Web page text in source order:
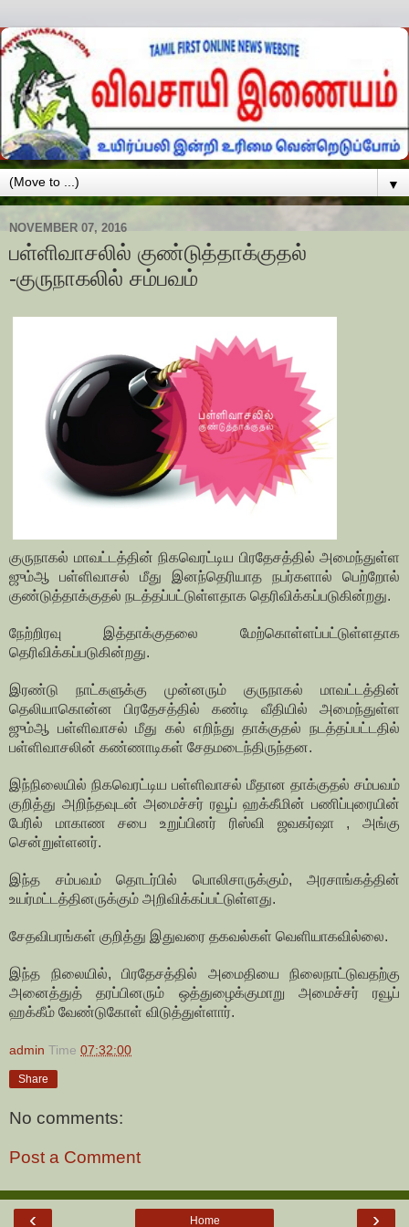
▼
NOVEMBER 07, 2016
பள்ளிவாசலில் குண்டுத்தாக்குதல்
-குருநாகலில் சம்பவம்
குருநாகல் மாவட்டத்தின் நிகவெரட்டிய பிரதேசத்தில் அமைந்துள்ள
ஜும்ஆ பள்ளிவாசல் மீது இனந்தெரியாத நபர்களால் பெற்றோல்
குண்டுத்தாக்குதல் நடத்தப்பட்டுள்ளதாக தெரிவிக்கப்படுகின்றது.
நேற்றிரவு இத்தாக்குதலை மேற்கொள்ளப்பட்டுள்ளதாக
தெரிவிக்கப்படுகின்றது.
இரண்டு நாட்களுக்கு முன்னரும் குருநாகல் மாவட்டத்தின்
தெலியாகொன்ன பிரதேசத்தில் கண்டி வீதியில் அமைந்துள்ள
ஜும்ஆ பள்ளிவாசல் மீது கல் எறிந்து தாக்குதல் நடத்தப்பட்டதில்
பள்ளிவாசலின் கண்ணாடிகள் சேதமடைந்திருந்தன.
இந்நிலையில் நிகவெரட்டிய பள்ளிவாசல் மீதான தாக்குதல் சம்பவம்
குறித்து அறிந்தவுடன் அமைச்சர் ரவூப் ஹக்கீமின் பணிப்புரையின்
பேரில் மாகாண சபை உறுப்பினர் ரிஸ்வி ஜவகர்ஷா , அங்கு
சென்றுள்ளனர்.
இந்த சம்பவம் தொடர்பில் பொலிசாருக்கும், அரசாங்கத்தின்
உயர்மட்டத்தினருக்கும் அறிவிக்கப்பட்டுள்ளது.
சேதவிபரங்கள் குறித்து இதுவரை தகவல்கள் வெளியாகவில்லை.
இந்த நிலையில், பிரதேசத்தில் அமைதியை நிலைநாட்டுவதற்கு
அனைத்துத் தரப்பினரும் ஒத்துழைக்குமாறு அமைச்சர் ரவூப்
ஹக்கீம் வேண்டுகோள் விடுத்துள்ளார்.
admin Time 07:32:00
Share
No comments:
Post a Comment
‹ ›
Home